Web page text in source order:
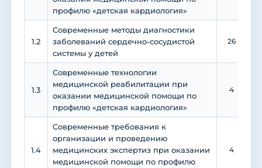
профилю «детская кардиология»
1.2
Современные методы диагностики
заболеваний сердечно-сосудистой
системы у детей
26
1.3
Современные технологии
медицинской реабилитации при
оказании медицинской помощи по
профилю «детская кардиология»
4
1.4
Современные требования к
организации и проведению
медицинских экспертиз при оказании
медицинской помощи по профилю
4